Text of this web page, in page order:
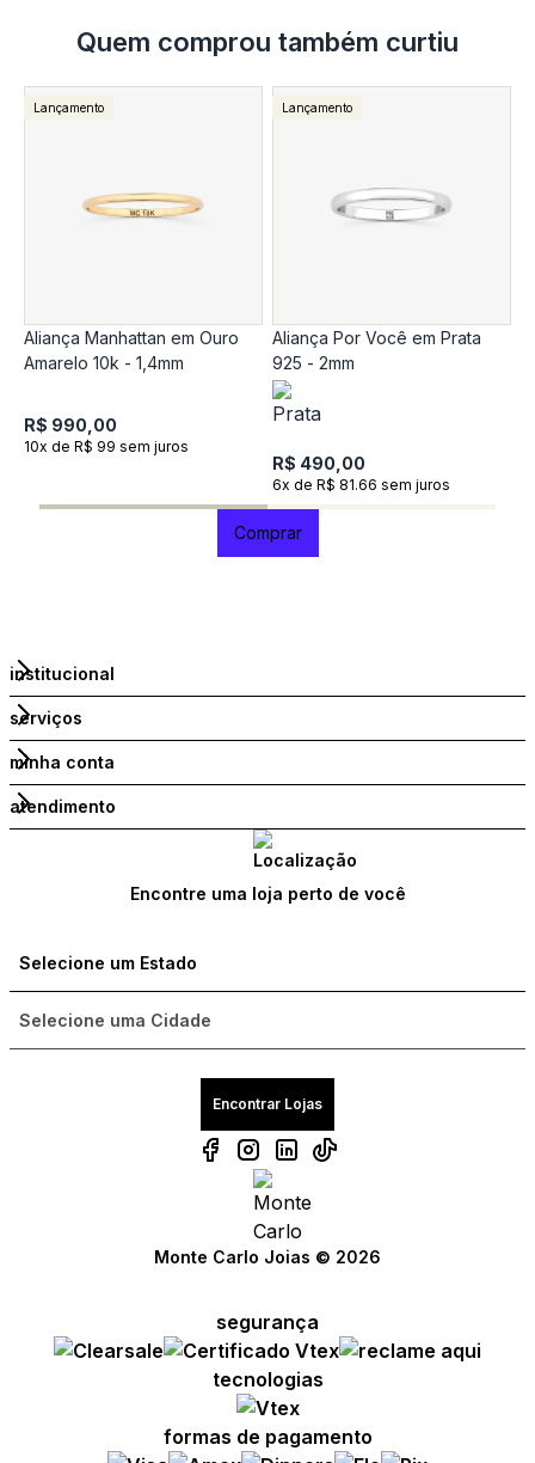
Compre com um Embaixador
Consulte seu pedido
Quem comprou também curtiu
Lançamento
Aliança Manhattan em Ouro
Amarelo 10k - 1,4mm
R$ 990,00
10x de R$ 99 sem juros
Lançamento
Aliança Por Você em Prata
925 - 2mm
R$ 490,00
6x de R$ 81.66 sem juros
Comprar
Compre com um Embaixador
Consulte seu pedido
institucional
serviços
minha conta
atendimento
Encontre uma loja perto de você
Encontrar Lojas
Monte Carlo Joias © 2026
segurança
tecnologias
formas de pagamento
Compre com um Embaixador
Consulte seu pedido